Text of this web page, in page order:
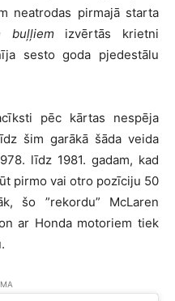
neatrodas pirmajā starta
buļļiem izvērtās krietni
sesto goda pjedestālu
pēc kārtas nespēja
šim garākā šāda veida
līdz 1981. gadam, kad
pirmo vai otro pozīciju 50
šo ”rekordu” McLaren
ar Honda motoriem tiek